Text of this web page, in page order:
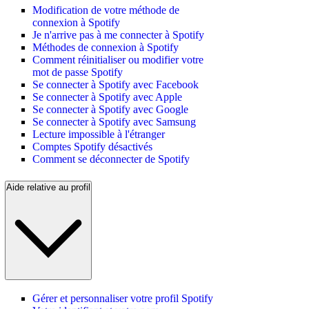
Modification de votre méthode de
connexion à Spotify
Je n'arrive pas à me connecter à Spotify
Méthodes de connexion à Spotify
Comment réinitialiser ou modifier votre
mot de passe Spotify
Se connecter à Spotify avec Facebook
Se connecter à Spotify avec Apple
Se connecter à Spotify avec Google
Se connecter à Spotify avec Samsung
Lecture impossible à l'étranger
Comptes Spotify désactivés
Comment se déconnecter de Spotify
Aide relative au profil
Gérer et personnaliser votre profil Spotify